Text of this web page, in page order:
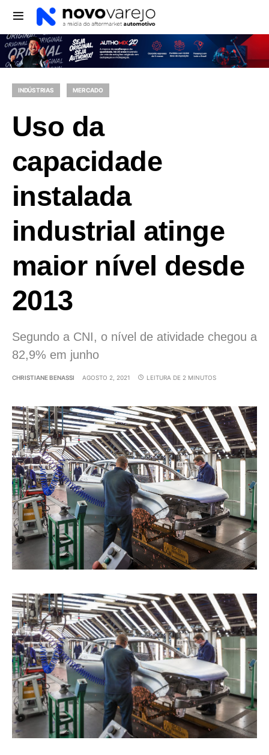
INDÚSTRIAS MERCADO
Uso da
capacidade
instalada
industrial atinge
maior nível desde
2013
Segundo a CNI, o nível de atividade chegou a
82,9% em junho
CHRISTIANE BENASSI AGOSTO 2, 2021 LEITURA DE 2 MINUTOS